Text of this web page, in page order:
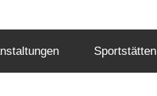
Sportstätten